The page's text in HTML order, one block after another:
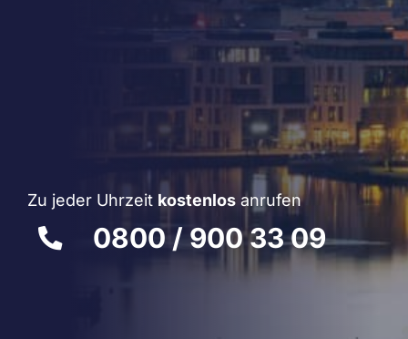
Zu jeder Uhrzeit kostenlosanrufen
0800 / 900 33 09